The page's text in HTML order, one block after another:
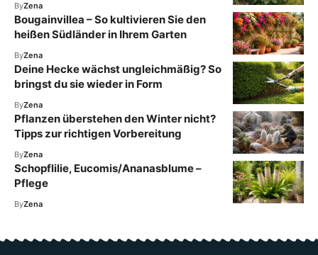
ByZena
Bougainvillea – So kultivieren Sie den
heißen Südländer in Ihrem Garten
ByZena
Deine Hecke wächst ungleichmäßig? So
bringst du sie wieder in Form
ByZena
Pflanzen überstehen den Winter nicht?
Tipps zur richtigen Vorbereitung
ByZena
Schopflilie, Eucomis/Ananasblume –
Pflege
ByZena